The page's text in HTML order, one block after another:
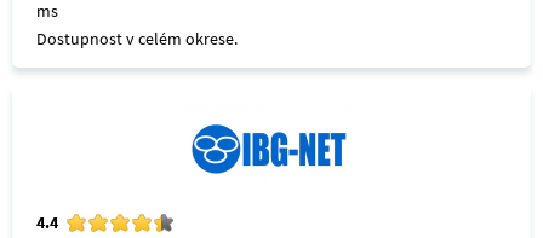
ms
Dostupnost v celém okrese.
4.4